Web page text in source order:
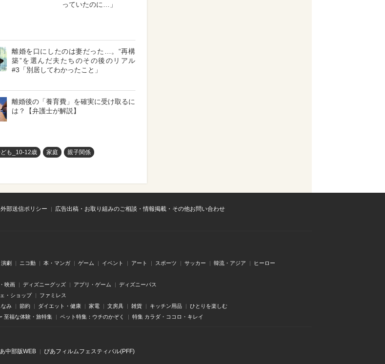
っていたのに…」
離婚を口にしたのは妻だった…。“再構
築”を選んだ夫たちのその後のリアル
#3「別居してわかったこと」
離婚後の「養育費」を確実に受け取るに
は？【弁護士が解説】
も_10-12歳 家庭 親子関係
外部送信ポリシー
広告出稿・お取り組みのご相談・情報掲載・その他お問い合わせ
演劇 ニコ動 本・マンガ ゲーム イベント アート スポーツ サッカー 韓流・アジア ヒーロー
映画 ディズニーグッズ アプリ・ゲーム ディズニーパス
・ショップ ファミレス
なみ 節約 ダイエット・健康 家電 文房具 雑貨 キッチン用品 ひとりを楽しむ
至福な体験・旅特集 ペット特集：ウチのかぞく 特集 カラダ・ココロ・キレイ
中部版WEB ぴあフィルムフェスティバル(PFF)